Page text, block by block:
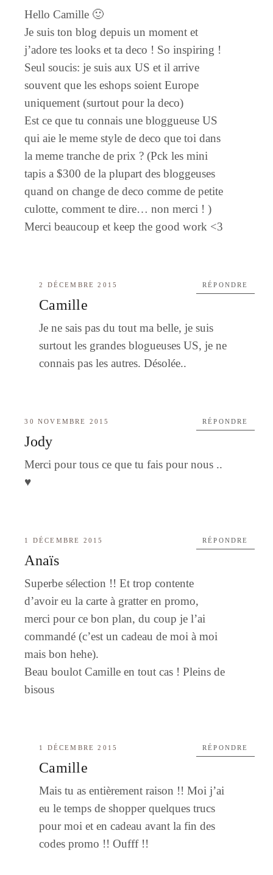
Hello Camille 🙂
Je suis ton blog depuis un moment et
j’adore tes looks et ta deco ! So inspiring !
Seul soucis: je suis aux US et il arrive
souvent que les eshops soient Europe
uniquement (surtout pour la deco)
Est ce que tu connais une bloggueuse US
qui aie le meme style de deco que toi dans
la meme tranche de prix ? (Pck les mini
tapis a $300 de la plupart des bloggeuses
quand on change de deco comme de petite
culotte, comment te dire… non merci ! )
Merci beaucoup et keep the good work <3
2 DÉCEMBRE 2015
Camille
Je ne sais pas du tout ma belle, je suis
surtout les grandes blogueuses US, je ne
connais pas les autres. Désolée..
RÉPONDRE
30 NOVEMBRE 2015
Jody
Merci pour tous ce que tu fais pour nous ..
♥️
RÉPONDRE
1 DÉCEMBRE 2015
Anaïs
Superbe sélection !! Et trop contente
d’avoir eu la carte à gratter en promo,
merci pour ce bon plan, du coup je l’ai
commandé (c’est un cadeau de moi à moi
mais bon hehe).
Beau boulot Camille en tout cas ! Pleins de
bisous
RÉPONDRE
1 DÉCEMBRE 2015
Camille
Mais tu as entièrement raison !! Moi j’ai
eu le temps de shopper quelques trucs
pour moi et en cadeau avant la fin des
codes promo !! Oufff !!
RÉPONDRE